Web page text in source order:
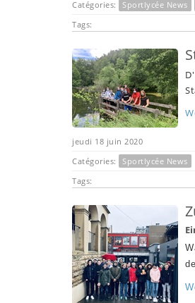
Catégories:
Sportlycée News
Tags:
jeudi 18 juin 2020
Catégories:
Sportlycée News
Tags: